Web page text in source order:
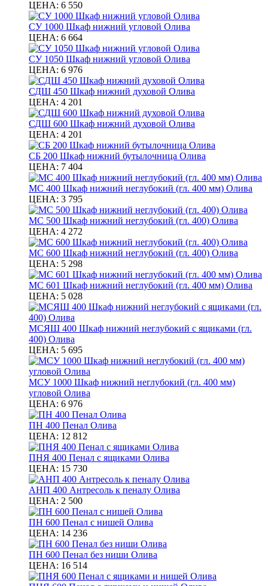
ЦЕНА: 6 550
СУ 1000 Шкаф нижний угловой Олива
ЦЕНА: 6 664
СУ 1050 Шкаф нижний угловой Олива
ЦЕНА: 6 976
СДШ 450 Шкаф нижний духовой Олива
ЦЕНА: 4 201
СДШ 600 Шкаф нижний духовой Олива
ЦЕНА: 4 201
СБ 200 Шкаф нижний бутылочница Олива
ЦЕНА: 7 404
МС 400 Шкаф нижний неглубокий (гл. 400 мм) Олива
ЦЕНА: 3 795
МС 500 Шкаф нижний неглубокий (гл. 400) Олива
ЦЕНА: 4 272
МС 600 Шкаф нижний неглубокий (гл. 400) Олива
ЦЕНА: 5 298
МС 601 Шкаф нижний неглубокий (гл. 400 мм) Олива
ЦЕНА: 5 028
МСЯШ 400 Шкаф нижний неглубокий с ящиками (гл.
400) Олива
ЦЕНА: 5 695
МСУ 1000 Шкаф нижний неглубокий (гл. 400 мм)
угловой Олива
ЦЕНА: 6 976
ПН 400 Пенал Олива
ЦЕНА: 12 812
ПНЯ 400 Пенал с ящиками Олива
ЦЕНА: 15 730
АНП 400 Антресоль к пеналу Олива
ЦЕНА: 2 500
ПН 600 Пенал с нишей Олива
ЦЕНА: 14 236
ПН 600 Пенал без ниши Олива
ЦЕНА: 16 514